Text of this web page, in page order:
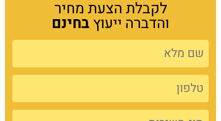
לקבלת הצעת מחיר
והדברה ייעוץבחינם